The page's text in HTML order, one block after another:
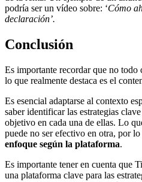
podría ser un vídeo sobre: ‘Cómo
declaración’.
Conclusión
Es importante recordar que no
lo que realmente destaca es el
Es esencial adaptarse al contexto
saber identificar las estrategias
objetivo en cada una de ellas. Lo
puede no ser efectivo en otra, por
enfoque según la plataforma.
Es importante tener en cuenta que
una plataforma clave para las